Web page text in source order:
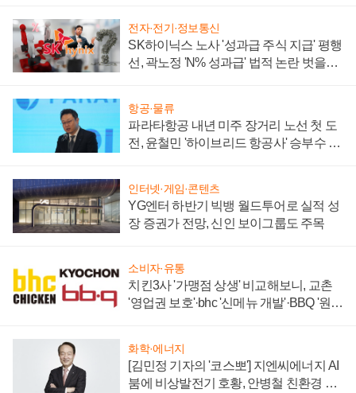
전자·전기·정보통신
SK하이닉스 노사 '성과급 주식 지급' 평행
선, 곽노정 'N% 성과급' 법적 논란 벗을지
항공·물류
파라타항공 내년 미주 장거리 노선 첫 도
전, 윤철민 '하이브리드 항공사' 승부수 통
인터넷·게임·콘텐츠
YG엔터 하반기 빅뱅 월드투어로 실적 성
장 증권가 전망, 신인 보이그룹도 주목
소비자·유통
치킨3사 '가맹점 상생' 비교해보니, 교촌
'영업권 보호'·bhc '신메뉴 개발'·BBQ '원가
화학·에너지
[김민정 기자의 '코스뽀'] 지엔씨에너지 AI
붐에 비상발전기 호황, 안병철 친환경 에